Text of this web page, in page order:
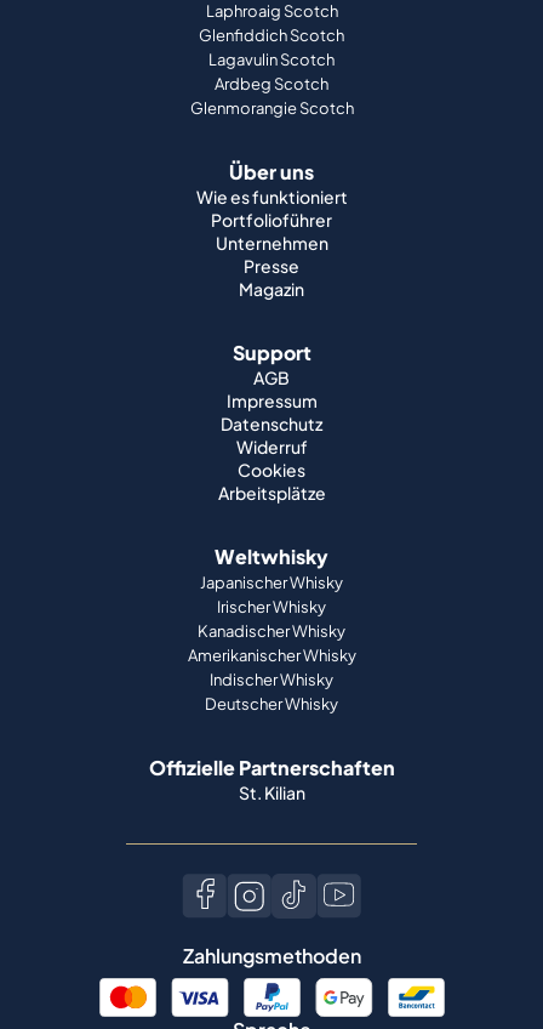
Laphroaig Scotch
Glenfiddich Scotch
Lagavulin Scotch
Ardbeg Scotch
Glenmorangie Scotch
Über uns
Wie es funktioniert
Portfolioführer
Unternehmen
Presse
Magazin
Support
AGB
Impressum
Datenschutz
Widerruf
Cookies
Arbeitsplätze
Weltwhisky
Japanischer Whisky
Irischer Whisky
Kanadischer Whisky
Amerikanischer Whisky
Indischer Whisky
Deutscher Whisky
Offizielle Partnerschaften
St. Kilian
Zahlungsmethoden